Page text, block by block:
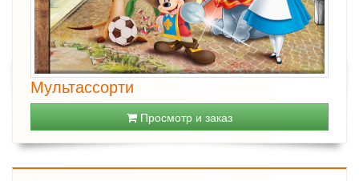
Мультассорти
Просмотр и заказ